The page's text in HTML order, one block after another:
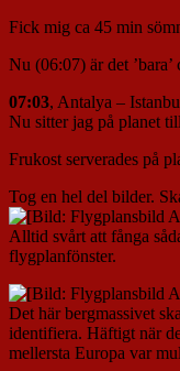
Fick mig ca 45 min
Nu (06:07) är det
07:03, Antalya –
Nu sitter jag på planet
Frukost serverades på
Tog en hel del bilder.
Alltid svårt att fånga
flygplanfönster.
Det här bergmassivet
identifiera. Häftigt när
mellersta Europa var